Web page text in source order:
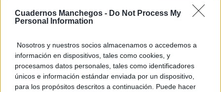
Cuadernos Manchegos - Do Not Process My
Personal Information
Nosotros y nuestros socios almacenamos o accedemos a
información en dispositivos, tales como cookies, y
procesamos datos personales, tales como identificadores
únicos e información estándar enviada por un dispositivo,
para los propósitos descritos a continuación. Puede hacer